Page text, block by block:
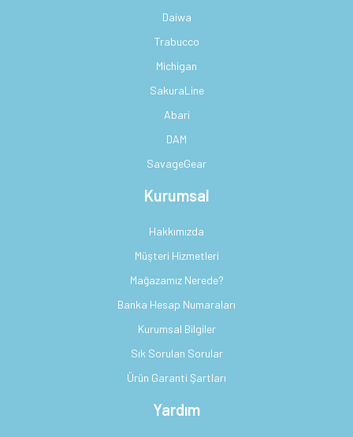
Daiwa
Trabucco
Michigan
SakuraLine
Abari
DAM
SavageGear
Kurumsal
Hakkımızda
Müşteri Hizmetleri
Mağazamız Nerede?
Banka Hesap Numaraları
Kurumsal Bilgiler
Sık Sorulan Sorular
Ürün Garanti Şartları
Yardım